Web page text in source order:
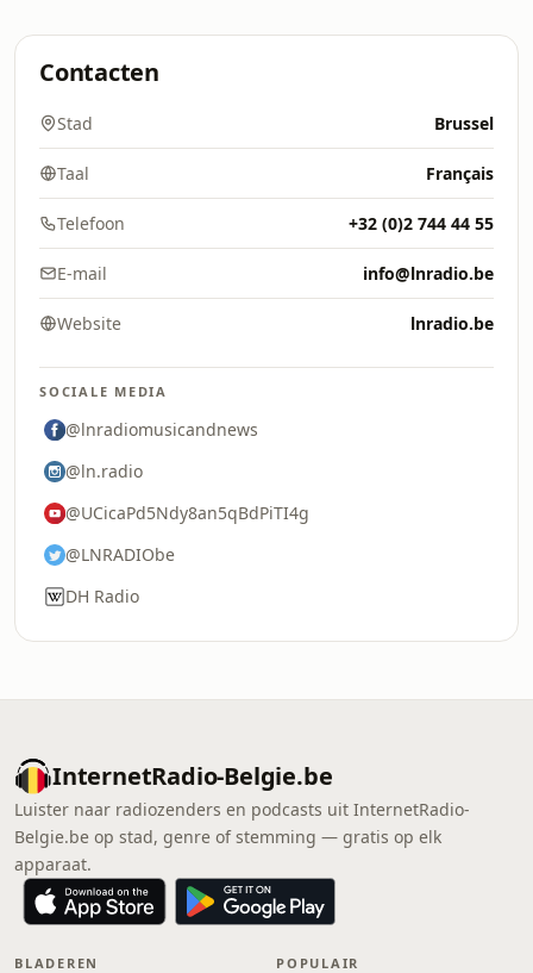
Contacten
Stad Brussel
Taal Français
Telefoon +32 (0)2 744 44 55
E-mail info@lnradio.be
Website lnradio.be
SOCIALE MEDIA
@lnradiomusicandnews
@ln.radio
@UCicaPd5Ndy8an5qBdPiTI4g
@LNRADIObe
DH Radio
InternetRadio-Belgie.be
Luister naar radiozenders en podcasts uit InternetRadio-
Belgie.be op stad, genre of stemming — gratis op elk
apparaat.
BLADEREN POPULAIR